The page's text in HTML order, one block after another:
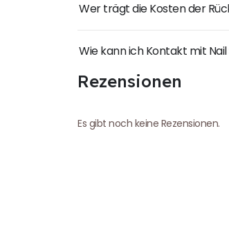
Wer trägt die Kosten der
Wie kann ich Kontakt mit
Rezensionen
Es gibt noch keine Rezensionen.